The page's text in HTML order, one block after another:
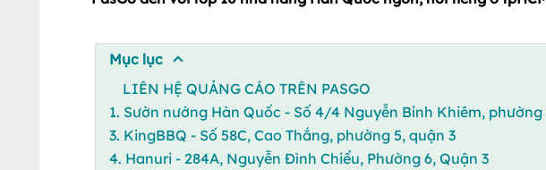
Mục lục
LIÊN HỆ QUẢNG CÁO TRÊN PASGO
1. Sườn nướng Hàn Quốc - Số 4/4 Nguyễn Bỉnh Khiêm,
3. KingBBQ - Số 58C, Cao Thắng, phường 5, quận 3
4. Hanuri - 284A, Nguyễn Đình Chiểu, Phường 6, Quận 3